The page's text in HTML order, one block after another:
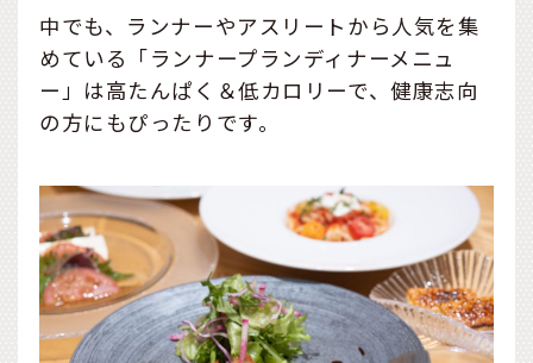
中でも、ランナーやアスリートから人気を集
めている「ランナープランディナーメニュ
ー」は高たんぱく＆低カロリーで、健康志向
の方にもぴったりです。